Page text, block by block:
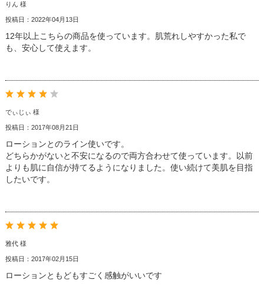
りん 様
投稿日：2022年04月13日
12年以上こちらの商品を使っています。肌荒れしやすかった私で
も、安心して使えます。
でぃじぃ 様
投稿日：2017年08月21日
ローションとのライン使いです。
どちらかがないと不安になるので両方合わせて使っています。以前
よりも肌に自信が持てるようになりました。使い続けて美肌を目指
したいです。
雅代 様
投稿日：2017年02月15日
ローションともどもすごく感触がいいです